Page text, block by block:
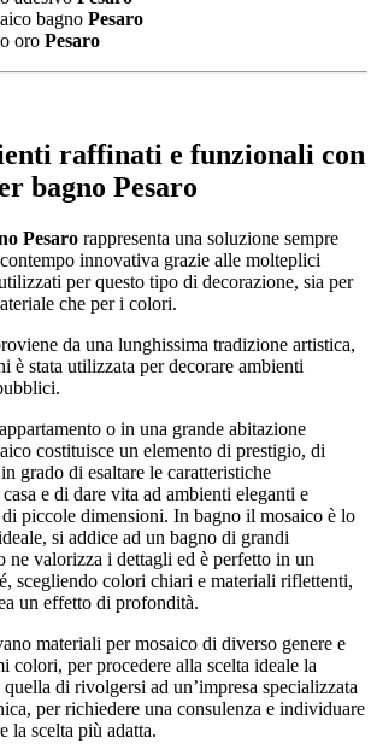
bagno Pesaro
oro Pesaro
raffinati e funzionali con
bagno Pesaro
Pesaro rappresenta una soluzione sempre
innovativa grazie alle molteplici
per questo tipo di decorazione, sia per
che per i colori.
da una lunghissima tradizione artistica,
è stata utilizzata per decorare ambienti
o in una grande abitazione
costituisce un elemento di prestigio, di
grado di esaltare le caratteristiche
e di dare vita ad ambienti eleganti e
di piccole dimensioni. In bagno il mosaico è lo
si addice ad un bagno di grandi
ne valorizza i dettagli ed è perfetto in un
scegliendo colori chiari e materiali riflettenti,
un effetto di profondità.
materiali per mosaico di diverso genere e
colori, per procedere alla scelta ideale la
di rivolgersi ad un’impresa specializzata
per richiedere una consulenza e individuare
la scelta più adatta.